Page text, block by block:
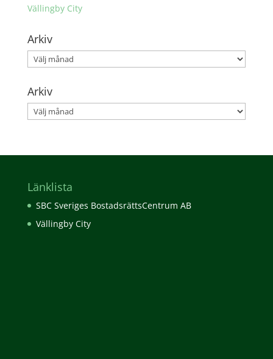
Vällingby City
Arkiv
Arkiv
Arkiv
Arkiv
Länklista
SBC Sveriges BostadsrättsCentrum AB
Vällingby City